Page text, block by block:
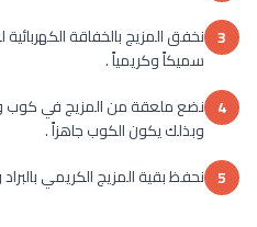
3 نخفق المزيج بالخفاقة
سميكاً وكريمياً .
4 نضع ملعقة من المزيج في كوب
وبذلك يكون الكوب جاهزاً .
5 نحفظ بقية المزيج الكريمي